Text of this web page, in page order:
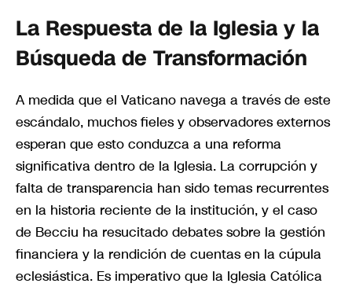
La Respuesta de la Iglesia y la
Búsqueda de Transformación
A medida que el Vaticano navega a través de este
escándalo, muchos fieles y observadores externos
esperan que esto conduzca a una reforma
significativa dentro de la Iglesia. La corrupción y
falta de transparencia han sido temas recurrentes
en la historia reciente de la institución, y el caso
de Becciu ha resucitado debates sobre la gestión
financiera y la rendición de cuentas en la cúpula
eclesiástica. Es imperativo que la Iglesia Católica